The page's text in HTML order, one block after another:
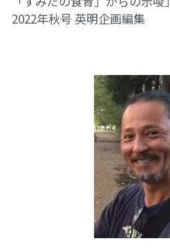
2022年秋号 英明企画編集